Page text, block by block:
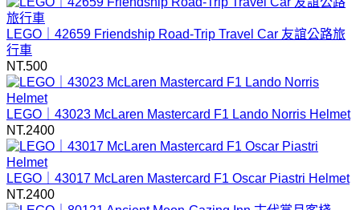
LEGO｜42659 Friendship Road-Trip Travel Car 友誼公路旅
行車
NT.500
LEGO｜43023 McLaren Mastercard F1 Lando Norris Helmet
NT.2400
LEGO｜43017 McLaren Mastercard F1 Oscar Piastri Helmet
NT.2400